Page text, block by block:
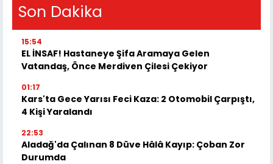
Son Dakika
15:54
EL İNSAF! Hastaneye Şifa Aramaya Gelen
Vatandaş, Önce Merdiven Çilesi Çekiyor
01:17
Kars'ta Gece Yarısı Feci Kaza: 2 Otomobil Çarpıştı,
4 Kişi Yaralandı
22:53
Aladağ'da Çalınan 8 Düve Hâlâ Kayıp: Çoban Zor
Durumda